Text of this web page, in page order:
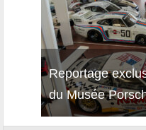
Reportage
du Musée